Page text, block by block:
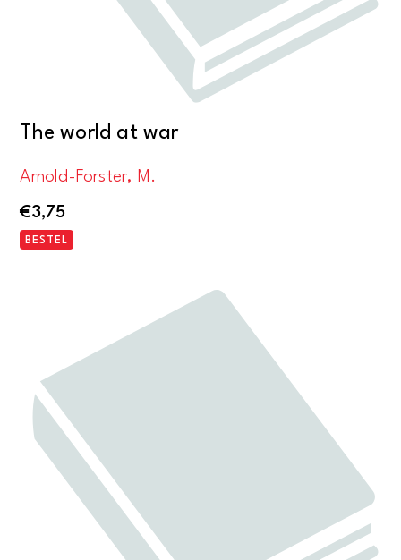
The world at war
Arnold-Forster, M.
€3,75
BESTEL